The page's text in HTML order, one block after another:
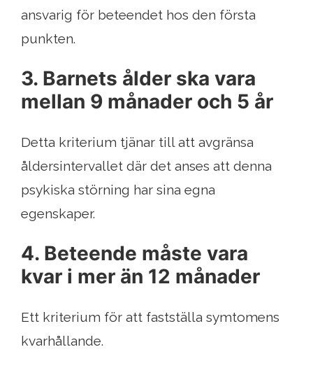
ansvarig för beteendet hos den första
punkten.
3. Barnets ålder ska vara
mellan 9 månader och 5 år
Detta kriterium tjänar till att avgränsa
åldersintervallet där det anses att denna
psykiska störning har sina egna
egenskaper.
4. Beteende måste vara
kvar i mer än 12 månader
Ett kriterium för att fastställa symtomens
kvarhållande.